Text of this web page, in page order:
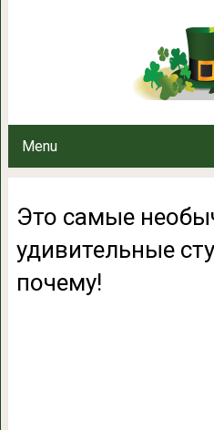
Menu
Это
Это самые
удивительные
почему!